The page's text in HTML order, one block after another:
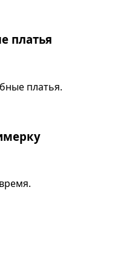
платья
платья.